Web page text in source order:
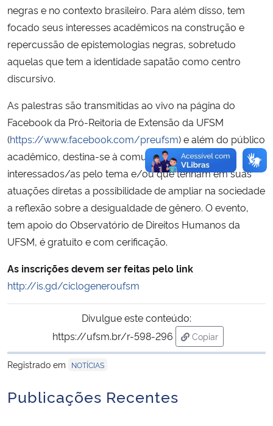
negras e no contexto brasileiro. Para além disso, tem
focado seus interesses acadêmicos na construção e
repercussão de epistemologias negras, sobretudo
aquelas que tem a identidade sapatão como centro
discursivo.
As palestras são transmitidas ao vivo na página do
Facebook da Pró-Reitoria de Extensão da UFSM
(https://www.facebook.com/preufsm) e além do público
acadêmico, destina-se à comunidade externa,
interessados/as pelo tema e/ou que tenham em suas
atuações diretas a possibilidade de ampliar na sociedade
a reflexão sobre a desigualdade de gênero. O evento,
tem apoio do Observatório de Direitos Humanos da
UFSM, é gratuito e com cerificação.
As inscrições devem ser feitas pelo link
http://is.gd/ciclogeneroufsm
Divulgue este conteúdo:
https://ufsm.br/r-598-296
Copiar
para área de
Registrado em
NOTÍCIAS
Publicações Recentes